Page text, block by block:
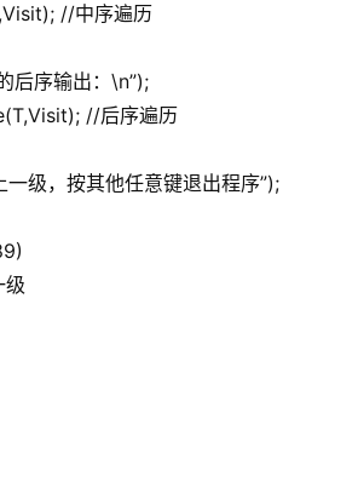
//中序遍历
后序输出：\n”);
//后序遍历
级，按其他任意键退出程序”);
级